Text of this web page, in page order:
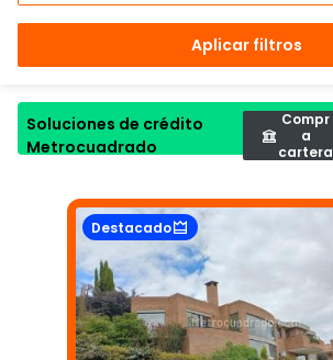
Aplicar filtros
Soluciones de crédito
Metrocuadrado
Compr
a
cartera
Destacado